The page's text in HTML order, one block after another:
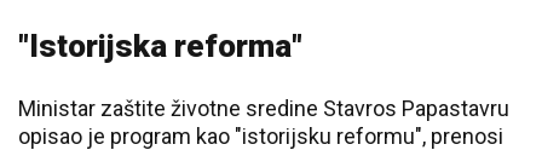
"Istorijska reforma"
Ministar zaštite životne sredine Stavros Papastavru
opisao je program kao "istorijsku reformu", prenosi